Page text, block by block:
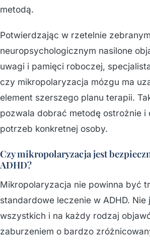
metodą.
Potwierdzając w rzetelnie
neuropsychologicznym nasilone
uwagi i pamięci roboczej,
czy mikropolaryzacja mózgu ma
element szerszego planu terapii.
pozwala dobrać metodę ostrożnie i
potrzeb konkretnej osoby.
Czy mikropolaryzacja jest
ADHD?
Mikropolaryzacja nie powinna być
standardowe leczenie w ADHD.
wszystkich i na każdy rodzaj
zaburzeniem o bardzo